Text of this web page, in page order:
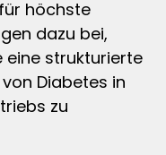
höchste
dazu bei,
eine strukturierte
Diabetes in
zu